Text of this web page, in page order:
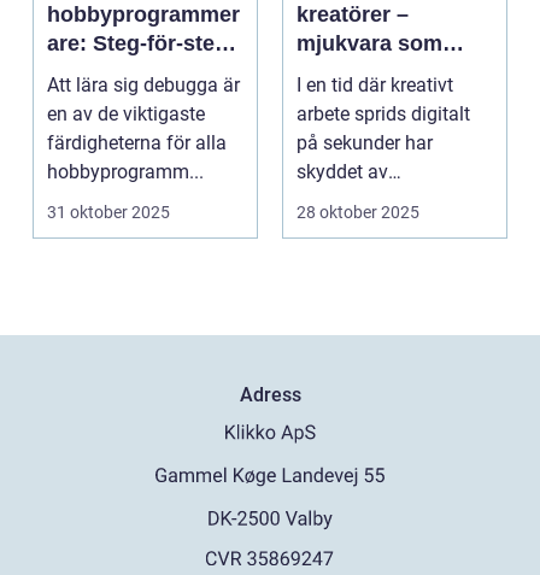
hobbyprogrammer
are: Steg-för-steg-
metoder
Att lära sig debugga är
en av de viktigaste
färdigheterna för alla
hobbyprogramm...
31 oktober 2025
kreatörer –
mjukvara som
skyddar
intellektuellt
kapital
I en tid där kreativt
arbete sprids digitalt
på sekunder har
skyddet av
intellektuellt ka...
28 oktober 2025
Adress